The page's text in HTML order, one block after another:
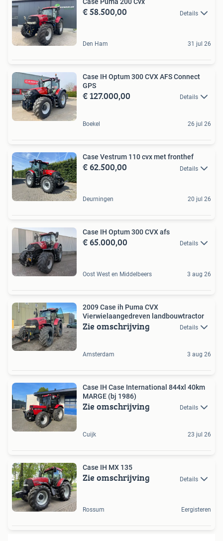
Case Puma 200 Cvx
€ 58.500,00 Details
Den Ham 31 jul 26
Case IH Optum 300 CVX AFS Connect
GPS
€ 127.000,00 Details
Boekel 26 jul 26
Case Vestrum 110 cvx met fronthef
€ 62.500,00 Details
Deurningen 20 jul 26
Case IH Optum 300 CVX afs
€ 65.000,00 Details
Oost West en Middelbeers 3 aug 26
2009 Case ih Puma CVX
Vierwielaangedreven landbouwtractor
Zie omschrijving Details
Amsterdam 3 aug 26
Case IH Case International 844xl 40km
MARGE (bj 1986)
Zie omschrijving Details
Cuijk 23 jul 26
Case IH MX 135
Zie omschrijving Details
Rossum Eergisteren